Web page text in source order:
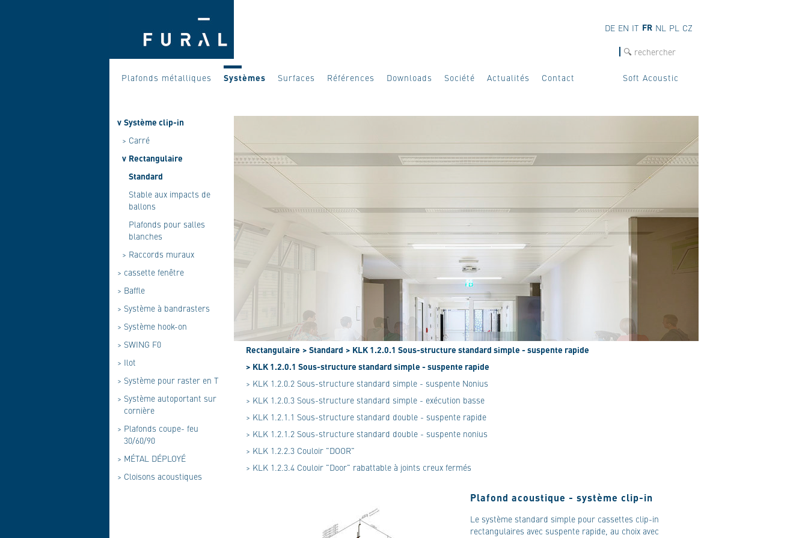
Plafonds métalliques Systèmes Surfaces Références Downloads Société Actualités Contact Soft Acoustic
DE EN IT FR NL PL CZ
v Système clip-in
> Carré
v Rectangulaire
Standard
Stable aux impacts de
ballons
Plafonds pour salles
blanches
> Raccords muraux
> cassette fenêtre
> Baffle
> Système à bandrasters
> Système hook-on
> SWING F0
> Ilot
> Système pour raster en T
> Système autoportant sur
cornière
> Plafonds coupe- feu
30/60/90
> MÉTAL DÉPLOYÉ
> Cloisons acoustiques
Rectangulaire > Standard > KLK 1.2.0.1 Sous-structure standard simple - suspente rapide
> KLK 1.2.0.1 Sous-structure standard simple - suspente rapide
> KLK 1.2.0.2 Sous-structure standard simple - suspente Nonius
> KLK 1.2.0.3 Sous-structure standard simple - exécution basse
> KLK 1.2.1.1 Sous-structure standard double - suspente rapide
> KLK 1.2.1.2 Sous-structure standard double - suspente nonius
> KLK 1.2.2.3 Couloir "DOOR"
> KLK 1.2.3.4 Couloir "Door" rabattable à joints creux fermés
Plafond acoustique - système clip-in
Le système standard simple pour cassettes clip-in
rectangulaires avec suspente rapide, au choix avec